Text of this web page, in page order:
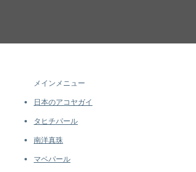
メインメニュー
日本のアコヤガイ
タヒチパール
南洋真珠
マベパール